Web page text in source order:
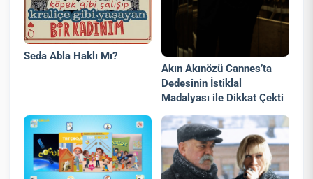
Seda Abla Haklı Mı?
Akın Akınözü Cannes’ta
Dedesinin İstiklal
Madalyası ile Dikkat Çekti